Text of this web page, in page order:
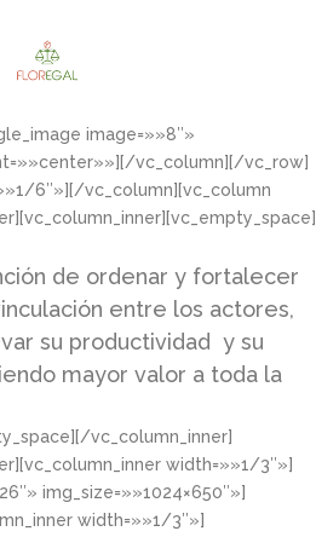
image=»»8″»
vc_column][/vc_row]
6″»][/vc_column][vc_column
de ordenar y fortalecer
entre los actores,
su productividad y su
mayor valor a toda la
vc_column_inner]
width=»»1/3″»]
img_size=»»1024×650″»]
width=»»1/3″»]